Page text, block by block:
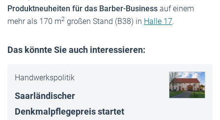
Produktneuheiten für das Barber-Business auf einem
mehr als 170 m2 großen Stand (B38) in Halle 17.
Das könnte Sie auch interessieren:
Handwerkspolitik
Saarländischer
Denkmalpflegepreis startet